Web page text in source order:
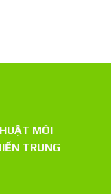
MÔI
TRUNG